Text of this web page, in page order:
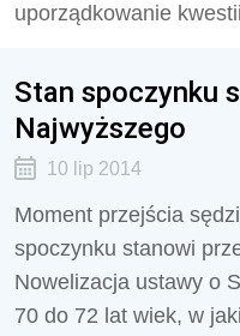
uporządkowanie
Stan spoczynku
Najwyższego
10 lip 2014
Moment przejścia
spoczynku stanowi
Nowelizacja ustawy o
70 do 72 lat wiek, w